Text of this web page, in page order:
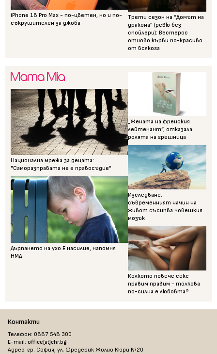
iPhone 18 Pro Max - по-цветен, но и по-
съкрушителен за джоба
Трети сезон на “Домът на
дракона” (ревю без
спойлери): Вестерос
отново кърви по-красиво
от всякога
Национална мрежа за децата:
"Саморазправата не е правосъдие"
Дърпането на ухо Е насилие, напомня
НМД
„Жената на френския
лейтенант“, отказала
ролята на грешница
Изследване:
съвременният начин на
живот съсипва човешкия
мозък
Колкото повече секс
правим правим - толкова
по-силна е любовта?
Контакти
Телефон: 0887 548 300
E-mail: office[at]chr.bg
Адрес: гр. София, ул. Фредерик Жолио Кюри №20